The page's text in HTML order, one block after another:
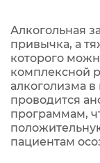
Алкогольная
привычка, а
которого
комплексной
алкоголизма
проводится
программам,
пациентам